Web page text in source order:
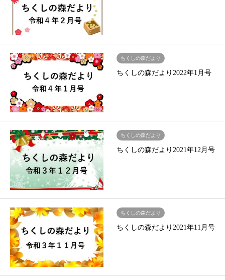
ちくしの森だより
ちくしの森だより2022年1月号
ちくしの森だより
ちくしの森だより2021年12月号
ちくしの森だより
ちくしの森だより2021年11月号